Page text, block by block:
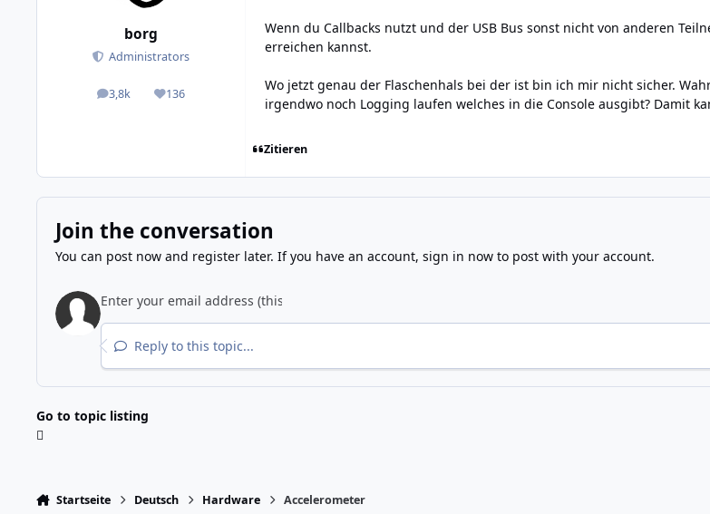
borg
Administrators
3,8k
posts 136
Reputation
Wenn du Callbacks nutzt und der USB Bus sonst nicht von anderen
erreichen kannst.
Wo jetzt genau der Flaschenhals bei der ist bin ich mir nicht sicher.
irgendwo noch Logging laufen welches in die Console ausgibt? Damit
Zitieren
Join the conversation
You can post now and register later. If you have an account, sign in nowto post with your account.
Reply to this topic...
Go to topic listing
Startseite Deutsch Hardware Accelerometer